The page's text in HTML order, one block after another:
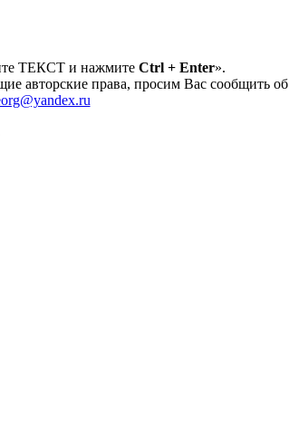
ТЕКСТ и нажмите Ctrl + Enter».
авторские права, просим Вас сообщить об